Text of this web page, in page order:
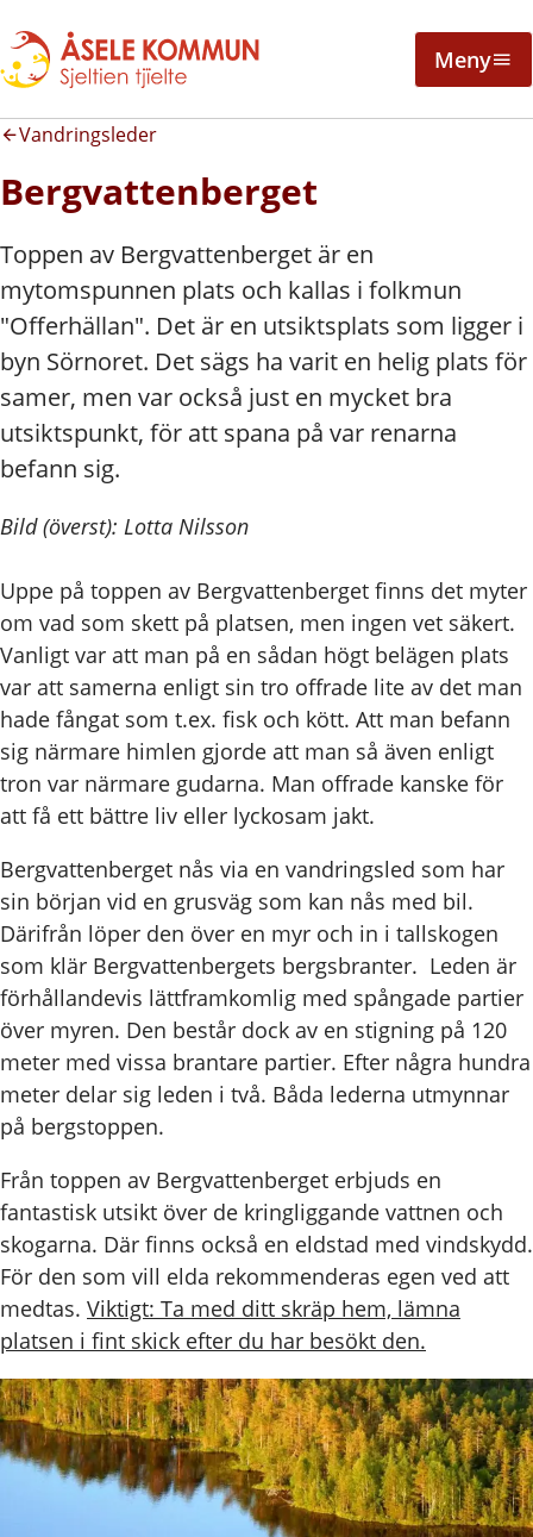
Meny
Vandringsleder
Bergvattenberget
Toppen av Bergvattenberget är en
mytomspunnen plats och kallas i folkmun
"Offerhällan". Det är en utsiktsplats som ligger i
byn Sörnoret. Det sägs ha varit en helig plats för
samer, men var också just en mycket bra
utsiktspunkt, för att spana på var renarna
befann sig.
Bild (överst): Lotta Nilsson
Uppe på toppen av Bergvattenberget finns det myter
om vad som skett på platsen, men ingen vet säkert.
Vanligt var att man på en sådan högt belägen plats
var att samerna enligt sin tro offrade lite av det man
hade fångat som t.ex. fisk och kött. Att man befann
sig närmare himlen gjorde att man så även enligt
tron var närmare gudarna. Man offrade kanske för
att få ett bättre liv eller lyckosam jakt.
Bergvattenberget nås via en vandringsled som har
sin början vid en grusväg som kan nås med bil.
Därifrån löper den över en myr och in i tallskogen
som klär Bergvattenbergets bergsbranter. Leden är
förhållandevis lättframkomlig med spångade partier
över myren. Den består dock av en stigning på 120
meter med vissa brantare partier. Efter några hundra
meter delar sig leden i två. Båda lederna utmynnar
på bergstoppen.
Från toppen av Bergvattenberget erbjuds en
fantastisk utsikt över de kringliggande vattnen och
skogarna. Där finns också en eldstad med vindskydd.
För den som vill elda rekommenderas egen ved att
medtas. Viktigt: Ta med ditt skräp hem, lämna
platsen i fint skick efter du har besökt den.